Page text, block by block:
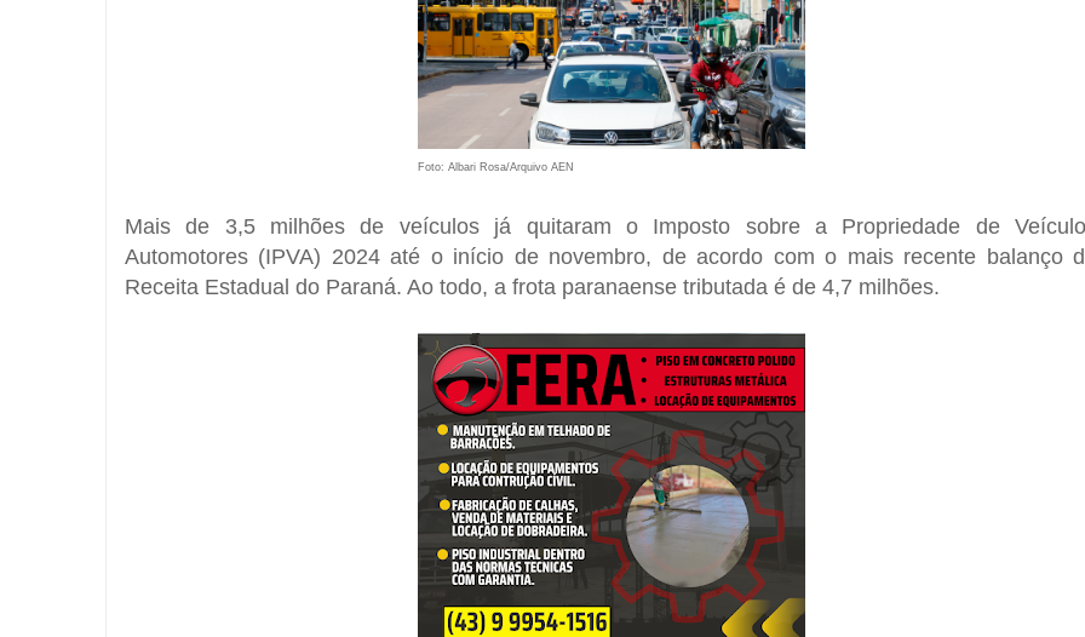
Foto: Albari Rosa/Arquivo AEN
Mais de 3,5 milhões de veículos já quitaram o Imposto sobre a Propriedade de
Automotores (IPVA) 2024 até o início de novembro, de acordo com o mais recente balanço
Receita Estadual do Paraná. Ao todo, a frota paranaense tributada é de 4,7 milhões.